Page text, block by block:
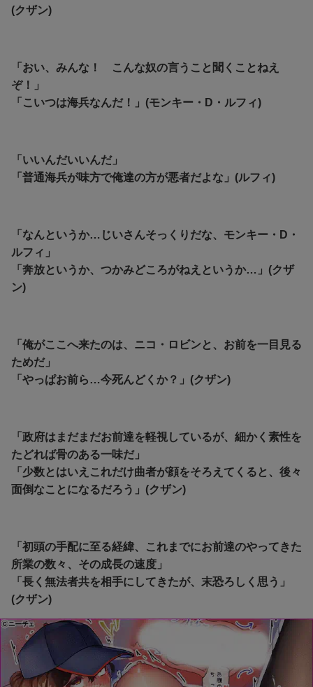
(クザン)
「おい、みんな！ こんな奴の言うこと聞くことねえ
ぞ！」
「こいつは海兵なんだ！」(モンキー・D・ルフィ)
「いいんだいいんだ」
「普通海兵が味方で俺達の方が悪者だよな」(ルフィ)
「なんというか…じいさんそっくりだな、モンキー・D・
ルフィ」
「奔放というか、つかみどころがねえというか…」(クザ
ン)
「俺がここへ来たのは、ニコ・ロビンと、お前を一目見る
ためだ」
「やっぱお前ら…今死んどくか？」(クザン)
「政府はまだまだお前達を軽視しているが、細かく素性を
たどれば骨のある一味だ」
「少数とはいえこれだけ曲者が顔をそろえてくると、後々
面倒なことになるだろう」(クザン)
「初頭の手配に至る経緯、これまでにお前達のやってきた
所業の数々、その成長の速度」
「 長く無法者共を相手にしてきたが、末恐ろしく思う」
(クザン)